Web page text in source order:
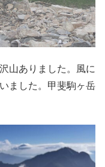
山ありました。風に
ました。甲斐駒ヶ岳